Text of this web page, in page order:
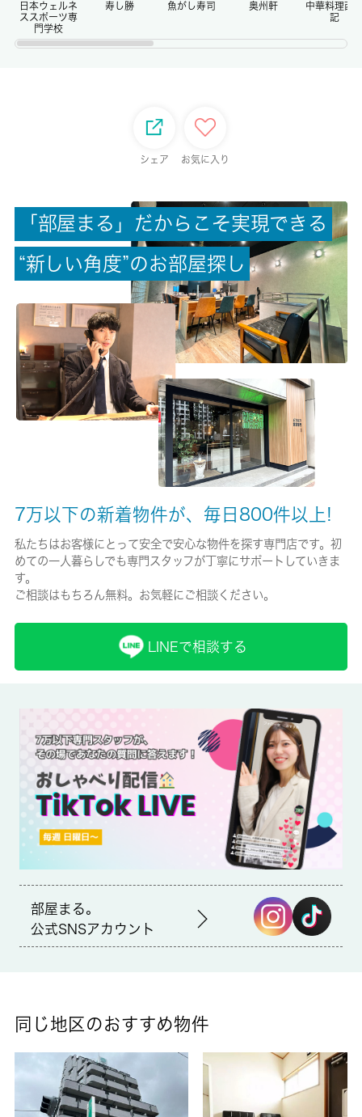
-/-
権利金/雑費
駐車場/料金
-/-
有/11400円
保険名/保険期間
-/2年
-
賃貸区分/契約期間
一般/2年
者限定の物件です。物を落としても階下に響きにくいクッション
フロアは、好評いただいております。こちらはマンションタイプ
になります。生活する上でもっとも大切な住環境。板橋区エリア
や有楽町線地下鉄成増付近であなたのライフスタイルに合ったお
部屋をご紹介致します。喫煙不可、水道代３，０００円／月エレ
ベーターなし
日本ウェルネ
ススポーツ専
門学校
寿し勝 魚がし寿司 奥州軒
中華料理西
記
シェア お気に入り
「 部屋 ま る 」 だ か ら こ そ実現で き る
“新 し い角 度”のお部屋探 し
7万以下の新着物件が、毎日800件以上!
私たちはお客様にとって安全で安心な物件を探す専門店です。初
めての一人暮らしでも専門スタッフが丁寧にサポートしていきま
す。
ご相談はもちろん無料。お気軽にご相談ください。
LINEで相談する
部屋まる。
公式SNSアカウント
同じ地区のおすすめ物件